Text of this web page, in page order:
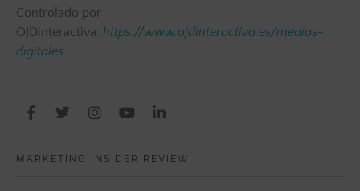
Controlado por
OJDinteractiva: https://www.ojdinteractiva.es/medios-
digitales
MARKETING INSIDER REVIEW